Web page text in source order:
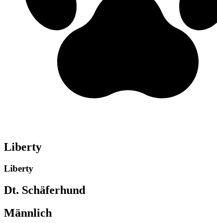
Liberty
Liberty
Dt. Schäferhund
Männlich